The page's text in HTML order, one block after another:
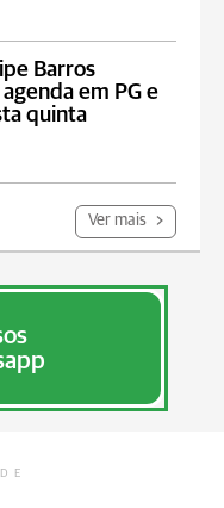
Barros
em PG e
quinta
Ver mais